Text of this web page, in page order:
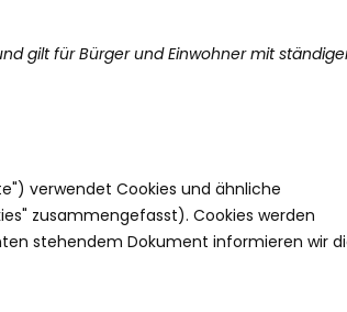
gilt für Bürger und Einwohner mit
verwendet Cookies und ähnliche
zusammengefasst). Cookies werden
stehendem Dokument informieren wir